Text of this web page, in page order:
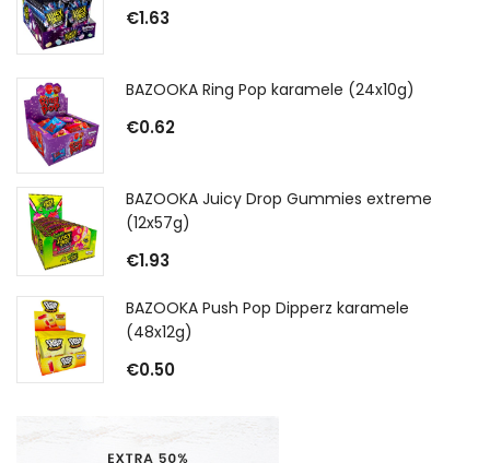
€1.63
BAZOOKA Ring Pop karamele (24x10g)
€0.62
BAZOOKA Juicy Drop Gummies extreme
(12x57g)
€1.93
BAZOOKA Push Pop Dipperz karamele
(48x12g)
€0.50